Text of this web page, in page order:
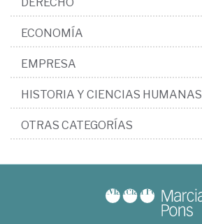
ECONOMÍA
EMPRESA
HISTORIA Y CIENCIAS HUMANAS
OTRAS CATEGORÍAS